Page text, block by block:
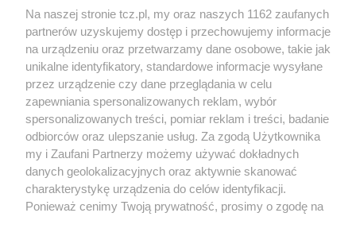
O FIRMIE POLITYKA PRYWATNOŚCI HOSTING
REKLAMA WSPÓŁPRACA RSS FACEBOOK KONTAKT
Nasze serwisy
Aktualności
Tcz24
Muzyka i kultura
Archiwum wydarzeń
Na naszej stronie tcz.pl, my oraz naszych 1162 zaufanych
partnerów uzyskujemy dostęp i przechowujemy informacje
na urządzeniu oraz przetwarzamy dane osobowe, takie jak
unikalne identyfikatory, standardowe informacje wysyłane
przez urządzenie czy dane przeglądania w celu
zapewniania spersonalizowanych reklam, wybór
spersonalizowanych treści, pomiar reklam i treści, badanie
odbiorców oraz ulepszanie usług. Za zgodą Użytkownika
my i Zaufani Partnerzy możemy używać dokładnych
danych geolokalizacyjnych oraz aktywnie skanować
charakterystykę urządzenia do celów identyfikacji.
Ponieważ cenimy Twoją prywatność, prosimy o zgodę na